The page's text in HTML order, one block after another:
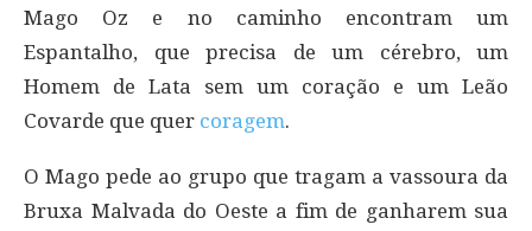
Mago Oz e no caminho encontram um
Espantalho, que precisa de um cérebro, um
Homem de Lata sem um coração e um Leão
Covarde que quer coragem.
O Mago pede ao grupo que tragam a vassoura da
Bruxa Malvada do Oeste a fim de ganharem sua